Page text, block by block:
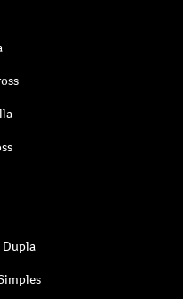
Dupla